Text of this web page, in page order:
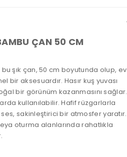
ÇAN 50 CM
şık çan, 50 cm boyutunda olup, ev
bir aksesuardır. Hasır kuş yuvası
bir görünüm kazanmasını sağlar.
kullanılabilir. Hafif rüzgarlarla
sakinleştirici bir atmosfer yaratır.
oturma alanlarında rahatlıkla